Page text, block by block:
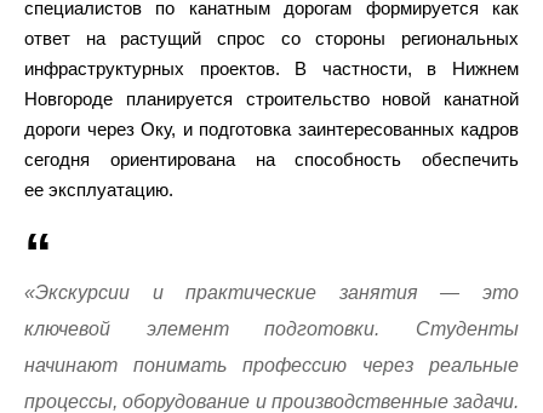
специалистов по канатным дорогам формируется как
ответ на растущий спрос со стороны региональных
инфраструктурных проектов. В частности, в Нижнем
Новгороде планируется строительство новой канатной
дороги через Оку, и подготовка заинтересованных кадров
сегодня ориентирована на способность обеспечить
ее эксплуатацию.
«Экскурсии и практические занятия — это
ключевой элемент подготовки. Студенты
начинают понимать профессию через реальные
процессы, оборудование и производственные задачи.